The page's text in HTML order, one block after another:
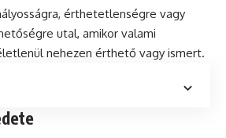
érthetetlenségre vagy
utal, amikor valami
nehezen érthető vagy ismert.